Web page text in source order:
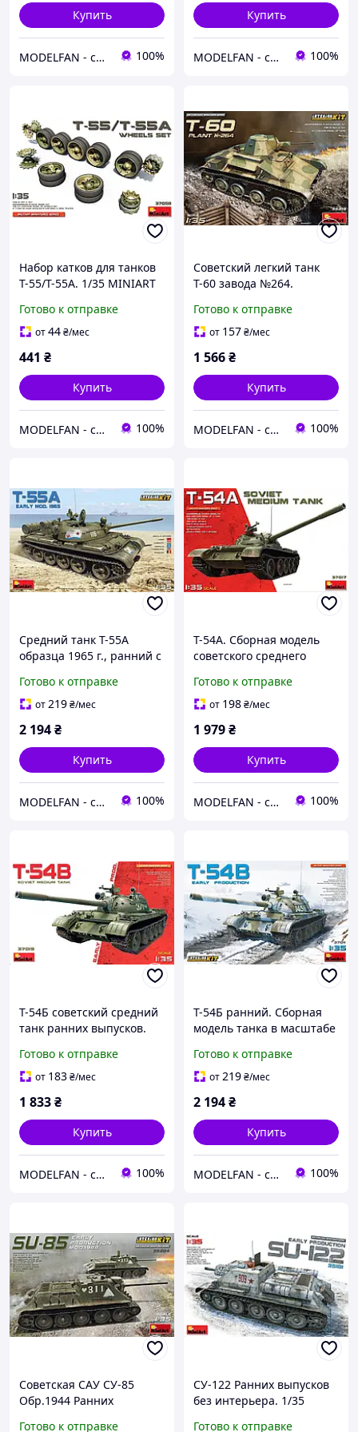
Купить
MODELFAN - сборные пластиковые модели и товары для моделирования 100%
Купить
MODELFAN - сборные пластиковые модели и товары для моделирования 100%
Набор катков для танков
T-55/T-55A. 1/35 MINIART
Готово к отправке
от44₴/мес
441 ₴
Купить
MODELFAN - сборные пластиковые модели и товары для моделирования 100%
Советский легкий танк
Т-60 завода №264.
интерьером) в масштабе
1/35. MINIART 35219
Готово к отправке
от 157₴/мес
1 566₴
Купить
MODELFAN - сборные пластиковые модели и товары для моделирования 100%
Средний танк Т-55А
образца 1965 г., ранний с
MINIART 37016
Готово к отправке
от219₴/мес
2 194₴
Купить
MODELFAN - сборные пластиковые модели и товары для моделирования 100%
T-54A. Сборная модель
советского среднего
37017
Готово к отправке
от 198₴/мес
1 979₴
Купить
MODELFAN - сборные пластиковые модели и товары для моделирования 100%
T-54Б советский средний
танк ранних выпусков.
Готово к отправке
от 183₴/мес
1 833₴
Купить
MODELFAN - сборные пластиковые модели и товары для моделирования 100%
Т-54Б ранний. Сборная
модель танка в масштабе
Готово к отправке
от219₴/мес
2 194₴
Купить
MODELFAN - сборные пластиковые модели и товары для моделирования 100%
Советская САУ СУ-85
Обр.1944 Ранних
Готово к отправке
СУ-122 Ранних выпусков
без интерьера. 1/35
Готово к отправке